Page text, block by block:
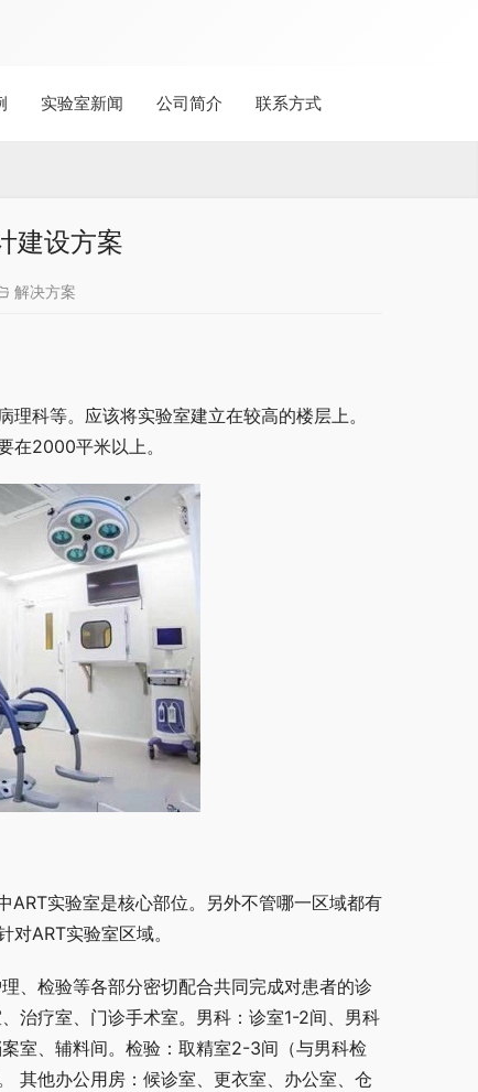
实验室新闻 公司简介 联系方式
建设方案
解决方案
科等。应该将实验室建立在较高的楼层上。
在2000平米以上。
ART实验室是核心部位。另外不管哪一区域都有
ART实验室区域。
、检验等各部分密切配合共同完成对患者的诊
治疗室、门诊手术室。男科：诊室1-2间、男科
室、辅料间。检验：取精室2-3间（与男科检
其他办公用房：候诊室、更衣室、办公室、仓